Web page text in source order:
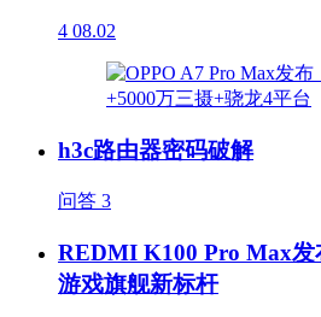
4 08.02
h3c路由器密码破解
问答 3
REDMI K100 Pro Max发
游戏旗舰新标杆